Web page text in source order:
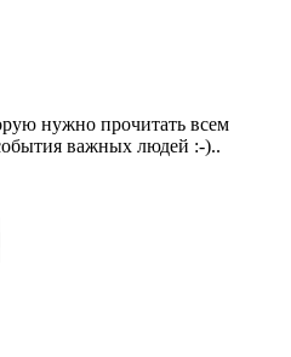
нужно прочитать всем
важных людей :-)..